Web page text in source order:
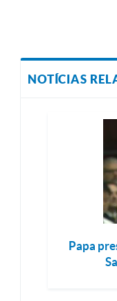
NOTÍCIAS
Papa